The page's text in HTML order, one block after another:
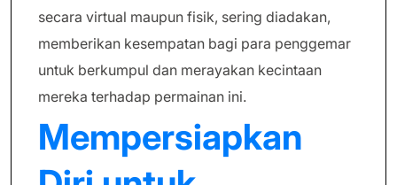
secara virtual maupun fisik, sering diadakan,
memberikan kesempatan bagi para penggemar
untuk berkumpul dan merayakan kecintaan
mereka terhadap permainan ini.
Mempersiapkan